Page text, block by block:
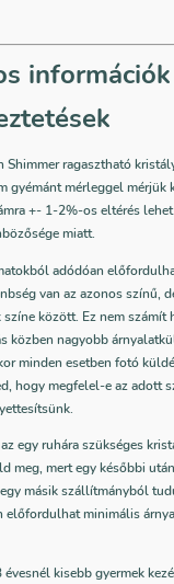
Shimmer ragasztható
gyémánt mérleggel mérjük
+- 1-2%-os eltérés
miatt.
adódóan
van az azonos színű,
között. Ez nem számít
közben nagyobb
minden esetben fotó
hogy megfelel-e az adott
egy ruhára szükséges
meg, mert egy későbbi
másik szállítmányból
előfordulhat minimális
kisebb gyermek